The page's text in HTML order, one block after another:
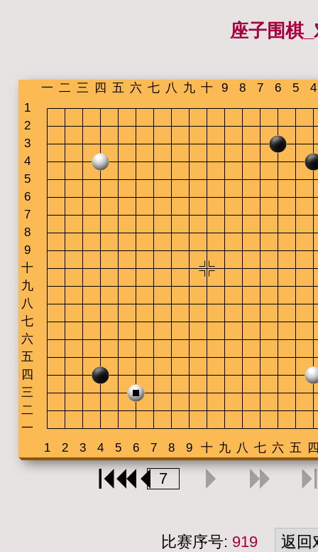
座子围棋
比赛序号: 919 返回